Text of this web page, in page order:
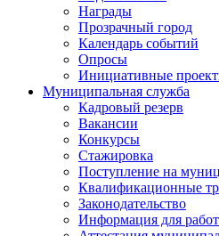
Награды
Прозрачный город
Календарь событий
Опросы
Инициативные
Муниципальная служба
Кадровый резерв
Вакансии
Конкурсы
Стажировка
Поступление на
Квалификационные
Законодательство
Информация для